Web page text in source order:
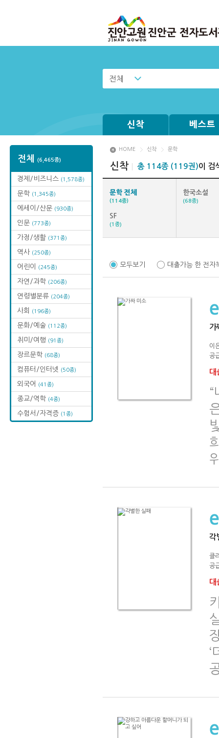
전체
신착 베스트
전체 (6,465종)
경제/비즈니스 (1,578종)
문학 (1,345종)
에세이/산문 (930종)
인문 (773종)
가정/생활 (371종)
역사 (250종)
어린이 (245종)
자연/과학 (206종)
연령별분류 (204종)
사회 (196종)
문화/예술 (112종)
취미/여행 (91종)
장르문학 (68종)
컴퓨터/인터넷 (50종)
외국어 (41종)
종교/역학 (4종)
수험서/자격증 (1종)
HOME 신착 문학
신착 총 114종 (119권)이 검
문학 전체
(114종)
한국소설
(68종)
SF
(1종)
모두보기 대출가능 한 전자
가
이
공
대
각
클
공
대
‘